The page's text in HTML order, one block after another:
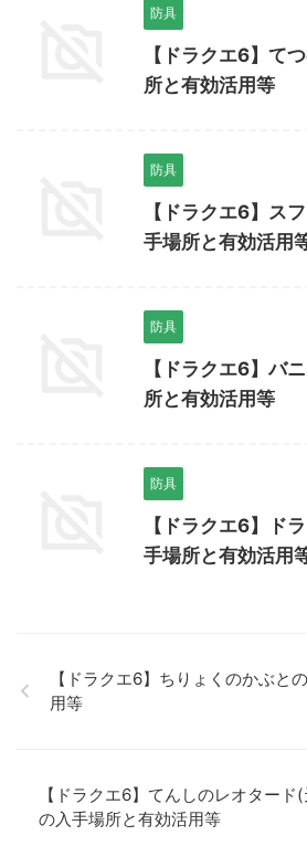
防具
【ドラクエ6】て
所と有効活用等
防具
【ドラクエ6】ス
手場所と有効活用
防具
【ドラクエ6】バ
所と有効活用等
防具
【ドラクエ6】ド
手場所と有効活用
【ドラクエ6】ちりょくのかぶと
用等
【ドラクエ6】てんしのレオタード(
の入手場所と有効活用等